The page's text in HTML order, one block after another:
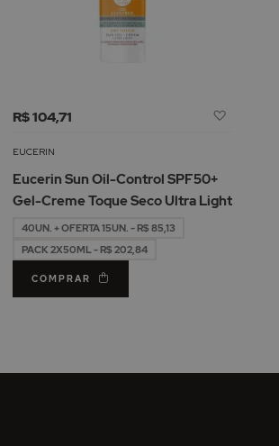
Adicionar
Lista
Desejos
R$ 104,71
EUCERIN
Eucerin Sun Oil-Control SPF50+
Gel-Creme Toque Seco Ultra Light
40UN. + OFERTA 15UN. - R$ 85,13
PACK 2X50ML - R$ 202,84
COMPRAR